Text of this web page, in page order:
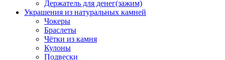
Держатель для денег(зажим)
Украшения из натуральных камней
Чокеры
Браслеты
Чётки из камня
Кулоны
Подвески